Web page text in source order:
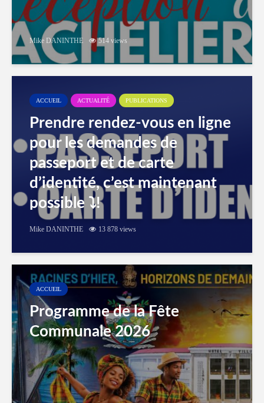
Mike DANINTHE 514 views
ACCUEIL ACTUALITÉ PUBLICATIONS
Prendre rendez-vous en ligne
pour les demandes de
passeport et de carte
d’identité, c’est maintenant
possible ⤵️!
Mike DANINTHE 13 878 views
ACCUEIL
Programme de la Fête
Communale 2026